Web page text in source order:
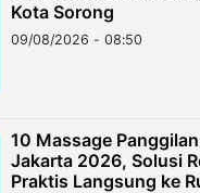
Kota Sorong
09/08/2026 - 08:50
10 Massage
Jakarta 2026, Solusi
Praktis Langsung ke